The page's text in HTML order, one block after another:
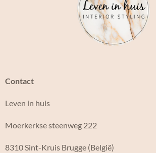
o
o
k
g
r
Contact
Leven in huis
Moerkerkse steenweg 222
8310 Sint-Kruis Brugge (België)